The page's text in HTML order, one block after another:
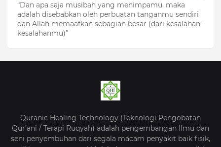
“Dan apa saja musibah yang menimpamu, maka
adalah disebabkan oleh perbuatan tanganmu sendiri
dan Allah memaafkan sebagian besar (dari kesalahan-
kesalahanmu)”
Quranic Healing Technology (Teknologi Pengobatan
Qur’ani / Terapi Ruqyah) adalah pengembangan Ilmu dan
seni penyembuhan dari segala macam penyakit baik fisik,